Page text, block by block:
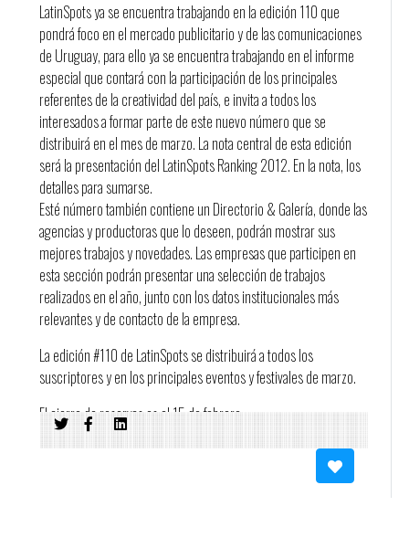
LatinSpots ya se encuentra trabajando en la edición 110 que
pondrá foco en el mercado publicitario y de las comunicaciones
de Uruguay, para ello ya se encuentra trabajando en el informe
especial que contará con la participación de los principales
referentes de la creatividad del país, e invita a todos los
interesados a formar parte de este nuevo número que se
distribuirá en el mes de marzo. La nota central de esta edición
será la presentación del LatinSpots Ranking 2012. En la nota, los
detalles para sumarse.
Esté número también contiene un Directorio & Galería, donde las
agencias y productoras que lo deseen, podrán mostrar sus
mejores trabajos y novedades. Las empresas que participen en
esta sección podrán presentar una selección de trabajos
realizados en el año, junto con los datos institucionales más
relevantes y de contacto de la empresa.
La edición #110 de LatinSpots se distribuirá a todos los
suscriptores y en los principales eventos y festivales de marzo.
El cierre de reservas es el 15 de febrero.
Más información: uruguay@latinspots.com